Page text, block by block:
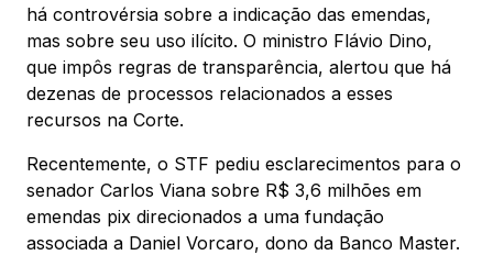
há controvérsia sobre a indicação das emendas,
mas sobre seu uso ilícito. O ministro Flávio Dino,
que impôs regras de transparência, alertou que há
dezenas de processos relacionados a esses
recursos na Corte.
Recentemente, o STF pediu esclarecimentos para o
senador Carlos Viana sobre R$ 3,6 milhões em
emendas pix direcionados a uma fundação
associada a Daniel Vorcaro, dono da Banco Master.